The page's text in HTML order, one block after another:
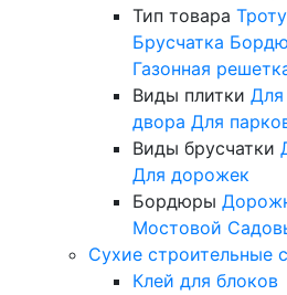
Тип товара
Брусчатка
Газонная
Виды плитки Для
двора Для
Виды брусчатки
Для дорожек
Бордюры
Мостовой
Сухие строительные
Клей для блоков